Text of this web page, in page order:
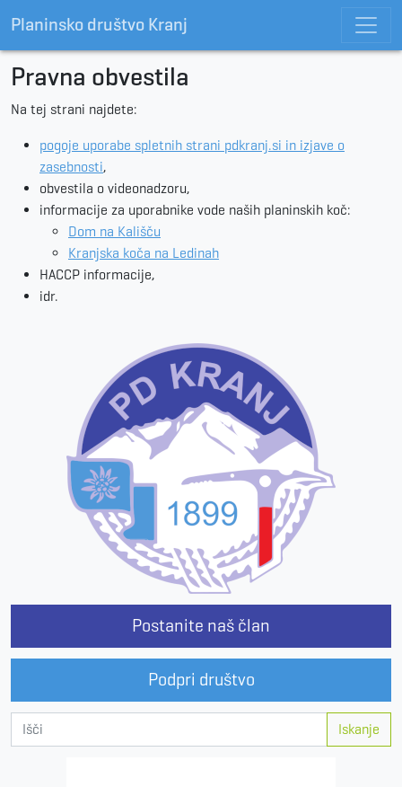
Planinsko društvo Kranj
Pravna obvestila
Na tej strani najdete:
pogoje uporabe spletnih strani pdkranj.si in izjave o
zasebnosti,
obvestila o videonadzoru,
informacije za uporabnike vode naših planinskih koč:
Dom na Kališču
Kranjska koča na Ledinah
HACCP informacije,
idr.
Postanite naš član
Podpri društvo
Iskanje